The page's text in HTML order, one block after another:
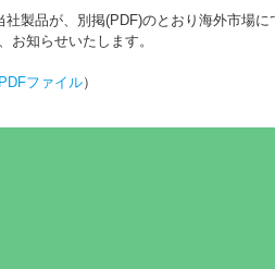
社製品が、別掲(PDF)のとおり海外市場
お知らせいたします。
PDFファイル）